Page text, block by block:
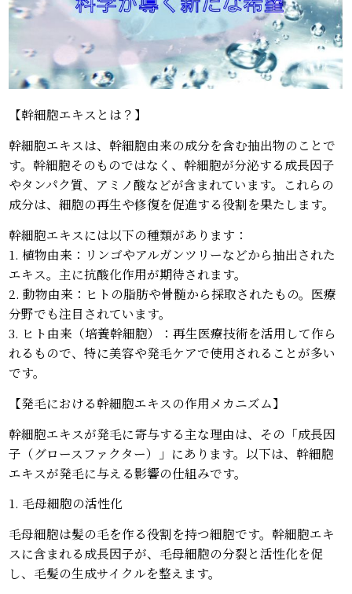
【幹細胞エキスとは？】
幹細胞エキスは、幹細胞由来の成分を含む抽出物のことで
す。幹細胞そのものではなく、幹細胞が分泌する成長因子
やタンパク質、アミノ酸などが含まれています。これらの
成分は、細胞の再生や修復を促進する役割を果たします。
幹細胞エキスには以下の種類があります：
1. 植物由来：リンゴやアルガンツリーなどから抽出された
エキス。主に抗酸化作用が期待されます。
2. 動物由来：ヒトの脂肪や骨髄から採取されたもの。医療
分野でも注目されています。
3. ヒト由来（培養幹細胞）：再生医療技術を活用して作ら
れるもので、特に美容や発毛ケアで使用されることが多い
です。
【発毛における幹細胞エキスの作用メカニズム】
幹細胞エキスが発毛に寄与する主な理由は、その「成長因
子（グロースファクター）」にあります。以下は、幹細胞
エキスが発毛に与える影響の仕組みです。
1. 毛母細胞の活性化
毛母細胞は髪の毛を作る役割を持つ細胞です。幹細胞エキ
スに含まれる成長因子が、毛母細胞の分裂と活性化を促
し、毛髪の生成サイクルを整えます。